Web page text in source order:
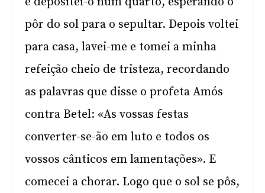
pôr do sol para o sepultar. Depois voltei
para casa, lavei-me e tomei a minha
refeição cheio de tristeza, recordando
as palavras que disse o profeta Amós
contra Betel: «As vossas festas
converter-se-ão em luto e todos os
vossos cânticos em lamentações». E
comecei a chorar. Logo que o sol se pôs,